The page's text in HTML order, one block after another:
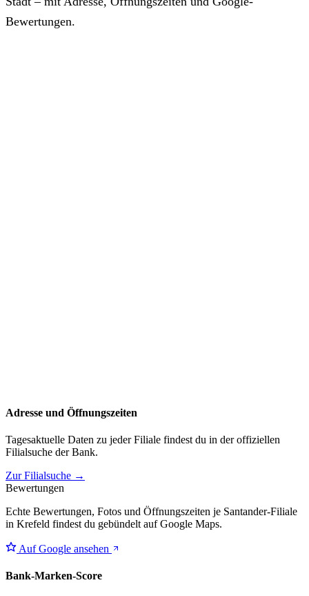
Bewertungen.
Adresse und Öffnungszeiten
Tagesaktuelle Daten zu jeder Filiale findest du in der offiziellen
Filialsuche der Bank.
Zur Filialsuche →
Bewertungen
Echte Bewertungen, Fotos und Öffnungszeiten je Santander-Filiale
in Krefeld findest du gebündelt auf Google Maps.
Auf Google ansehen
Bank-Marken-Score